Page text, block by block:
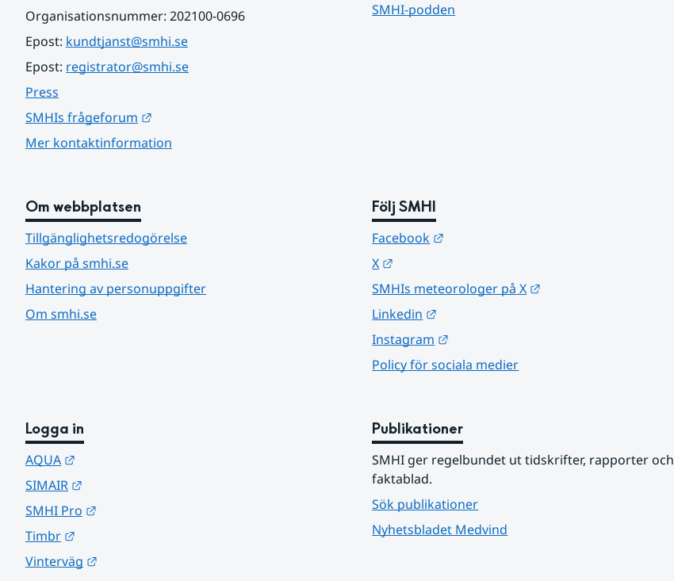
Organisationsnummer: 202100-0696
Epost: kundtjanst@smhi.se
Epost: registrator@smhi.se
Press
SMHIs frågeforum
Mer kontaktinformation
SMHI-podden
Om webbplatsen
Tillgänglighetsredogörelse
Kakor på smhi.se
Hantering av personuppgifter
Om smhi.se
Följ SMHI
Facebook
X
SMHIs meteorologer på X
Linkedin
Instagram
Policy för sociala medier
Logga in
AQUA
SIMAIR
SMHI Pro
Timbr
Vinterväg
Publikationer
SMHI ger regelbundet ut tidskrifter, rapporter och
faktablad.
Sök publikationer
Nyhetsbladet Medvind